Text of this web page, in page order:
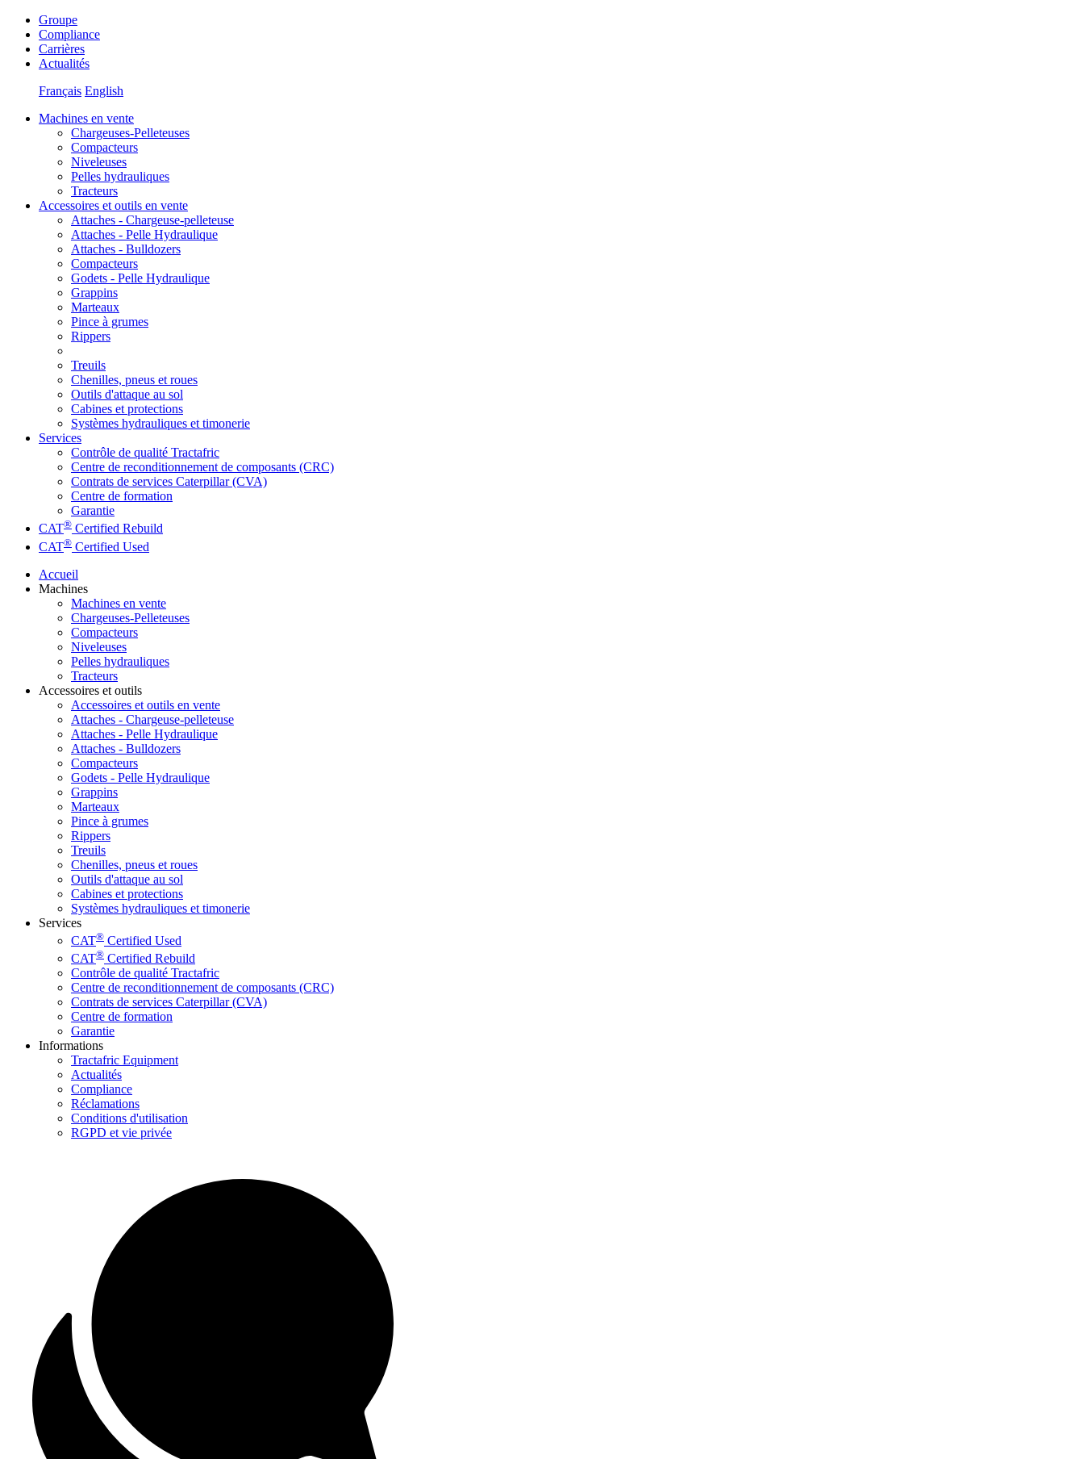
Groupe
Compliance
Carrières
Actualités
Français English
Machines en vente
Chargeuses-Pelleteuses
Compacteurs
Niveleuses
Pelles hydrauliques
Tracteurs
Accessoires et outils en vente
Attaches - Chargeuse-pelleteuse
Attaches - Pelle Hydraulique
Attaches - Bulldozers
Compacteurs
Godets - Pelle Hydraulique
Grappins
Marteaux
Pince à grumes
Rippers
Treuils
Chenilles, pneus et roues
Outils d'attaque au sol
Cabines et protections
Systèmes hydrauliques et timonerie
Services
Contrôle de qualité Tractafric
Centre de reconditionnement de composants (CRC)
Contrats de services Caterpillar (CVA)
Centre de formation
Garantie
CAT® Certified Rebuild
CAT® Certified Used
Accueil
Machines
Machines en vente
Chargeuses-Pelleteuses
Compacteurs
Niveleuses
Pelles hydrauliques
Tracteurs
Accessoires et outils
Accessoires et outils en vente
Attaches - Chargeuse-pelleteuse
Attaches - Pelle Hydraulique
Attaches - Bulldozers
Compacteurs
Godets - Pelle Hydraulique
Grappins
Marteaux
Pince à grumes
Rippers
Treuils
Chenilles, pneus et roues
Outils d'attaque au sol
Cabines et protections
Systèmes hydrauliques et timonerie
Services
CAT® Certified Used
CAT® Certified Rebuild
Contrôle de qualité Tractafric
Centre de reconditionnement de composants (CRC)
Contrats de services Caterpillar (CVA)
Centre de formation
Garantie
Informations
Tractafric Equipment
Actualités
Compliance
Réclamations
Conditions d'utilisation
RGPD et vie privée